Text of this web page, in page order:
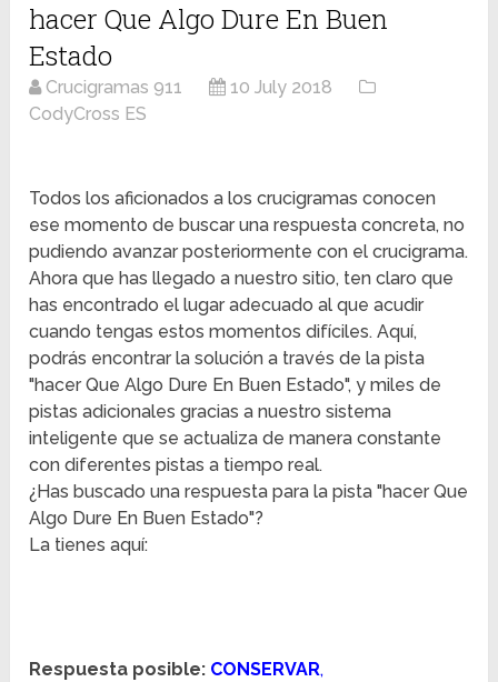
hacer Que Algo Dure En Buen
Estado
Crucigramas 911
10 July 2018
CodyCross ES
Todos los aficionados a los crucigramas conocen
ese momento de buscar una respuesta concreta, no
pudiendo avanzar posteriormente con el crucigrama.
Ahora que has llegado a nuestro sitio, ten claro que
has encontrado el lugar adecuado al que acudir
cuando tengas estos momentos difíciles. Aquí,
podrás encontrar la solución a través de la pista
"hacer Que Algo Dure En Buen Estado", y miles de
pistas adicionales gracias a nuestro sistema
inteligente que se actualiza de manera constante
con diferentes pistas a tiempo real.
¿Has buscado una respuesta para la pista "hacer Que
Algo Dure En Buen Estado"?
La tienes aquí:
Respuesta posible: CONSERVAR,